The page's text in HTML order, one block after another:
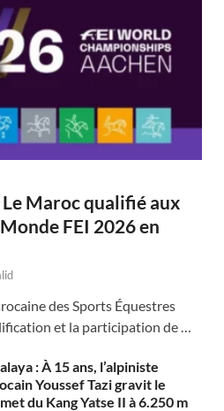
Maroc qualifié aux
FEI 2026 en
des Sports Équestres
et la participation de …
: À 15 ans, l’alpiniste
Youssef Tazi gravit le
du Kang Yatse II à 6.250 m